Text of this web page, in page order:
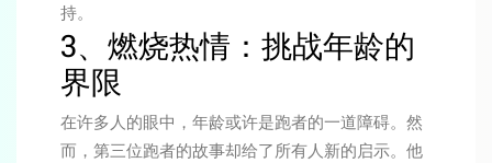
持。
3、燃烧热情：挑战年龄的
界限
在许多人的眼中，年龄或许是跑者的一道障碍。然
而，第三位跑者的故事却给了所有人新的启示。他